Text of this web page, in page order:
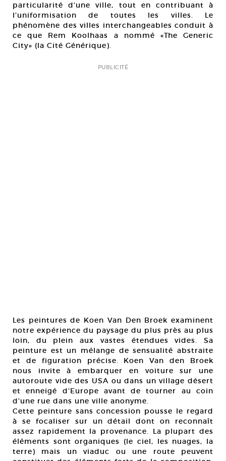
particularité d’une ville, tout en contribuant à
l’uniformisation de toutes les villes. Le
phénomène des villes interchangeables conduit à
ce que Rem Koolhaas a nommé «The Generic
City» (la Cité Générique).
PUBLICITÉ
Les peintures de Koen Van Den Broek examinent
notre expérience du paysage du plus près au plus
loin, du plein aux vastes étendues vides. Sa
peinture est un mélange de sensualité abstraite
et de figuration précise. Koen Van den Broek
nous invite à embarquer en voiture sur une
autoroute vide des USA ou dans un village désert
et enneigé d’Europe avant de tourner au coin
d’une rue dans une ville anonyme.
Cette peinture sans concession pousse le regard
à se focaliser sur un détail dont on reconnaît
assez rapidement la provenance. La plupart des
éléments sont organiques (le ciel, les nuages, la
terre) mais un viaduc ou une route peuvent